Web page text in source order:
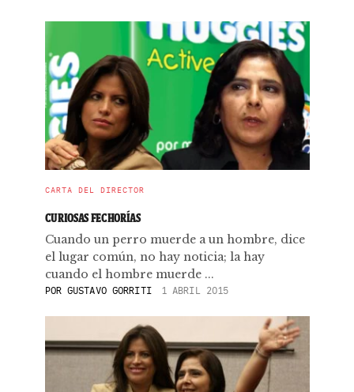
CARTA DEL DIRECTOR
CURIOSAS FECHORÍAS
Cuando un perro muerde a un hombre, dice
el lugar común, no hay noticia; la hay
cuando el hombre muerde ...
POR GUSTAVO GORRITI 1 ABRIL 2015